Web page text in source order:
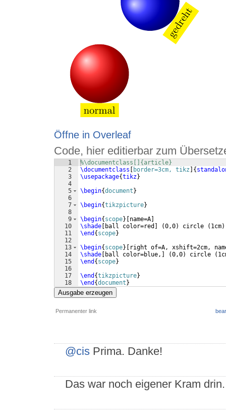
Öffne in Overleaf
Code, hier editierbar zum
1
2
3
4
5
6
7
8
9
10
11
12
13
14
15
16
17
18
%\documentclass[]{article}
\documentclass
border=3cm, tikz {
\usepackage{tikz}
\begin{document }
\begin{tikzpicture}
\begin{ scope} name=A
\shade
ball color=red (0,0) circle ( 1cm)
\end { scope}
\begin{ scope}
right of=A, xshift=2cm,
\shade
ball color=blue, (0,0) circle (
\end { scope}
\end {tikzpicture}
\end {document }
Ausgabe erzeugen
Permanenter link
@cis Prima. Danke!
Das war noch eigener Kram